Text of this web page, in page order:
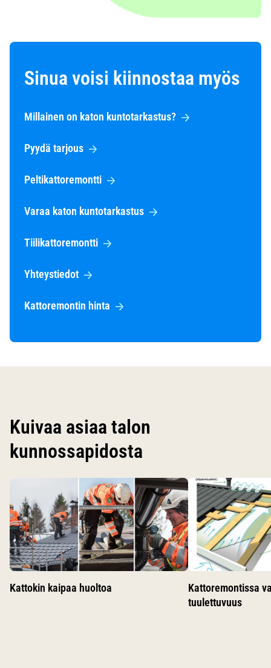
Sinua voisi kiinnostaa myös
Millainen on katon kuntotarkastus?
Pyydä tarjous
Peltikattoremontti
Varaa katon kuntotarkastus
Tiilikattoremontti
Yhteystiedot
Kattoremontin hinta
Kuivaa asiaa talon
kunnossapidosta
Käytä nuolinäppäimiä siirtyäksesi karusellin diojen välillä.
Kattokin kaipaa huoltoa
Kattoremontissa
tuulettuvuus